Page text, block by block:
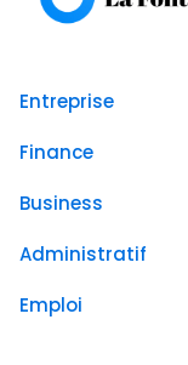
Entreprise
Finance
Business
Administratif
Emploi